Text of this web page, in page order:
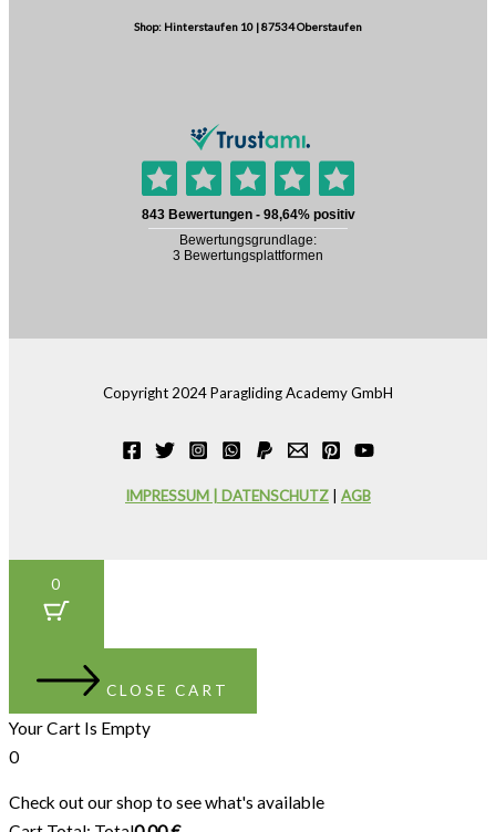
Shop: Hinterstaufen 10 | 87534 Oberstaufen
Copyright 2024 Paragliding Academy GmbH
IMPRESSUM | DATENSCHUTZ AGB
0
CLOSE CART
Your Cart Is Empty
0
Check out our shop to see what's available